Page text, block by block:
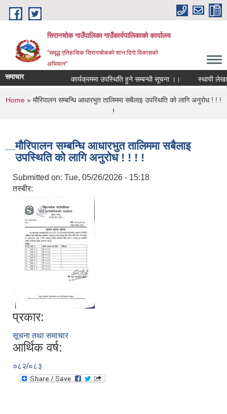
Skip to main content
सिरानचोक गाउँपालिका गाउँकार्यपालिकाको कार्यालय
"समृद्ध एतिहासिक सिरानचोकको शान:दिगो विकासको
अभियान"
समाचार कार्यक्रममा उपस्थिति हुने सम्बन्धी सूचना ।। स्थायी लेखा
You are here
Home » मौरिपालन सम्बन्धि आधारभुत तालिममा सबैलाइ उपस्थिति को लागि अनुरोध ! ! !
!
मौरिपालन सम्बन्धि आधारभुत तालिममा सबैलाइ
उपस्थिति को लागि अनुरोध ! ! ! !
Submitted on: Tue, 05/26/2026 - 15:18
तस्बीर:
प्रकार:
सूचना तथा समाचार
आर्थिक वर्ष:
०८२/०८३